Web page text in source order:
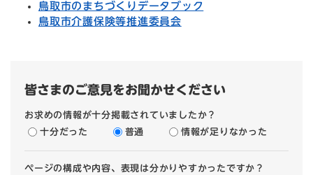
鳥取市のまちづくりデータブック
鳥取市介護保険等推進委員会
皆さまのご意見をお聞かせください
お求めの情報が十分掲載されていましたか？
十分だった
普通 情報が足りなかった
ページの構成や内容、表現は分かりやすかったですか？